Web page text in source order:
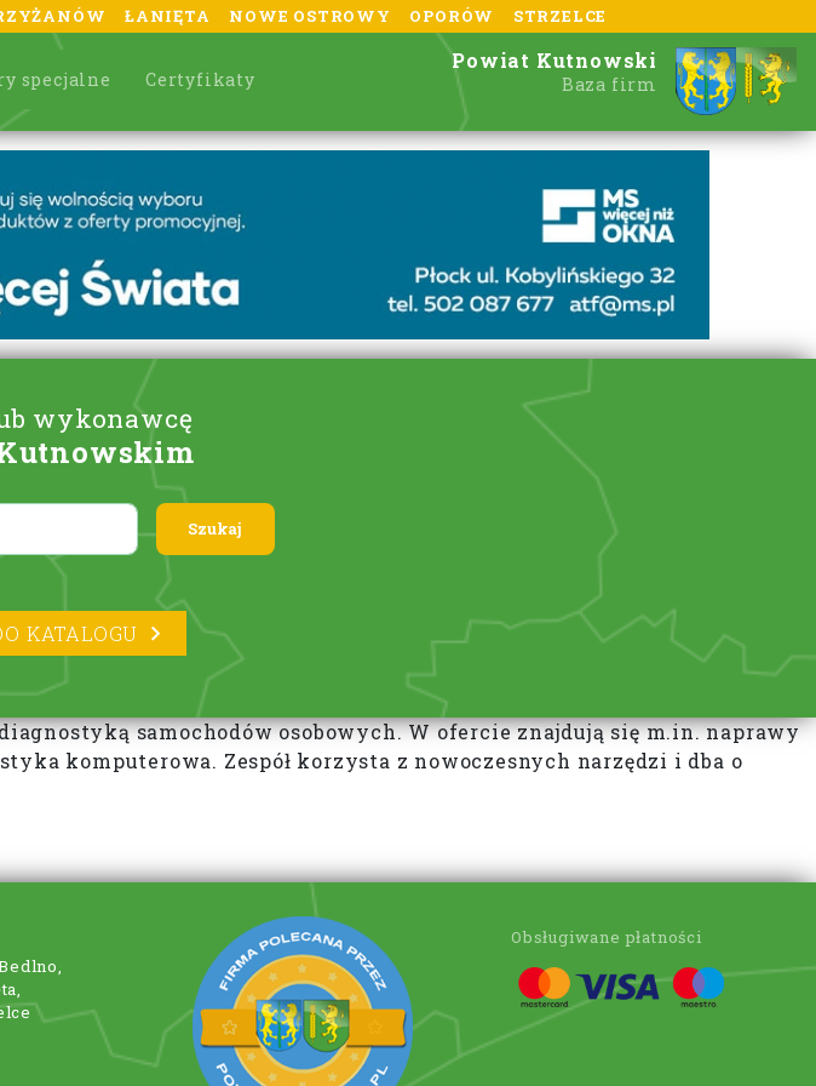
ŁANIĘTA NOWE OSTROWY OPORÓW STRZELCE
specjalne Certyfikaty
Powiat Kutnowski
Baza firm
wykonawcę
KATALOGU
samochodów osobowych. W ofercie znajdują się m.in. naprawy
komputerowa. Zespół korzysta z nowoczesnych narzędzi i dba o
Obsługiwane płatności